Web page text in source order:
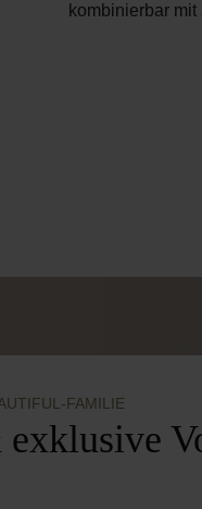
kombinierbar
FAMILIE